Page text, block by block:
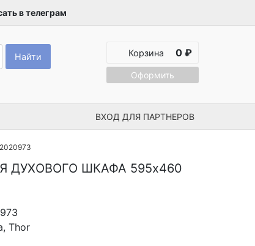
в телеграм
Найти Корзина 0 ₽
Оформить
ВХОД ДЛЯ ПАРТНЕРОВ
ДУХОВОГО ШКАФА 595x460
Thor